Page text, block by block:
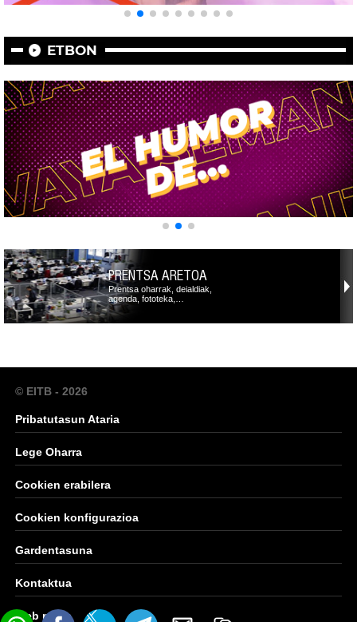
ETBON
PRENTSA ARETOA
Prentsa oharrak, deialdiak,
agenda, fototeka,…
© EITB - 2026
Pribatutasun Ataria
Lege Oharra
Cookien erabilera
Cookien konfigurazioa
Gardentasuna
Kontaktua
Web mapa